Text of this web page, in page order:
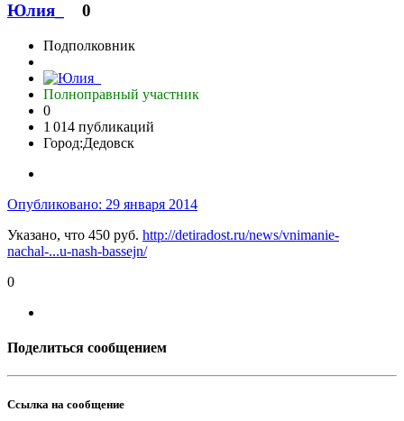
Юлия_ 0
Подполковник
Полноправный участник
0
1 014 публикаций
Город:Дедовск
Опубликовано: 29 января 2014
Указано, что 450 руб. http://detiradost.ru/news/vnimanie-
nachal-...u-nash-bassejn/
0
Поделиться сообщением
Ссылка на сообщение